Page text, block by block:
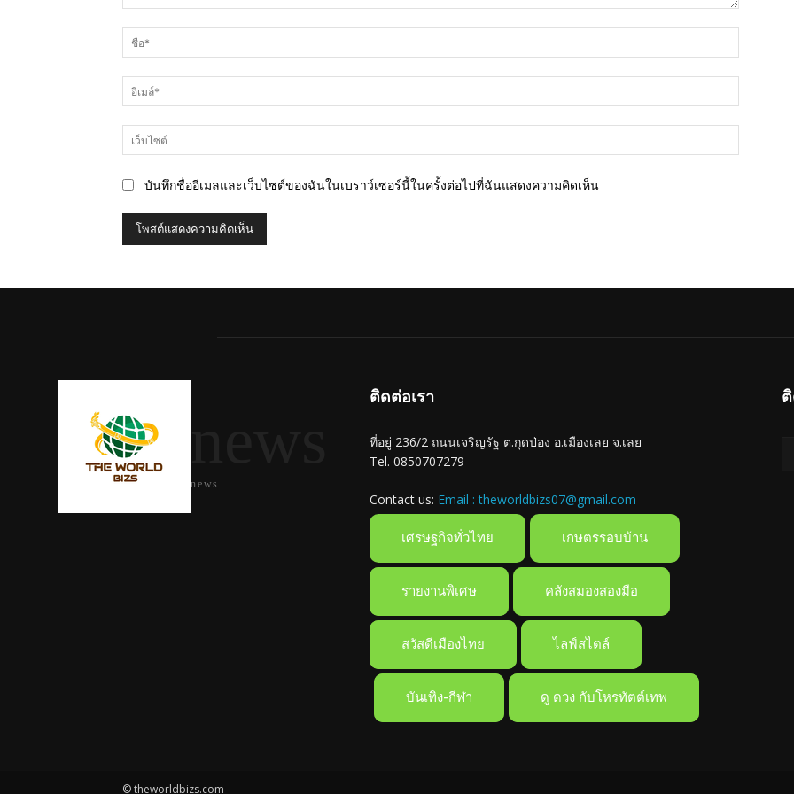
คิด
เห็น
บันทึกชื่ออีเมลและเว็บไซต์ของฉันในเบราว์เซอร์นี้ในครั้งต่อไปที่ฉันแสดงความคิดเห็น
news
ติดต่อเรา
ที่อยู่ 236/2 ถนนเจริญรัฐ ต.กุดป่อง อ.เมืองเลย จ.เลย
Tel. 0850707279
Contact us: Email : theworldbizs07@gmail.com
เศรษฐกิจทั่วไทย เกษตรรอบบ้าน
รายงานพิเศษ คลังสมองสองมือ
สวัสดีเมืองไทย ไลฟ์สไตล์
บันเทิง-กีฬา ดู ดวง กับโหรทัตต์เทพ
© theworldbizs.com